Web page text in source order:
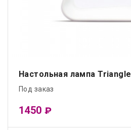
Настольная лампа Triangle
Под заказ
1450₽